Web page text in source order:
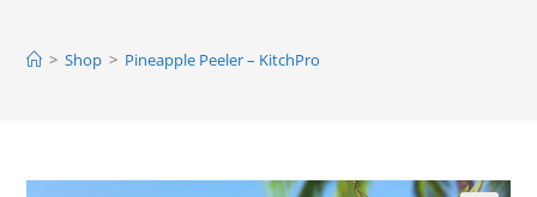
> Shop > Pineapple Peeler – KitchPro